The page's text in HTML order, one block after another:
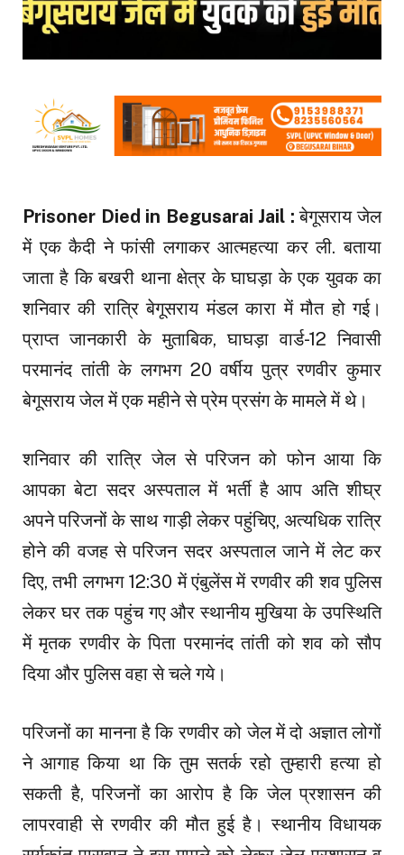
Prisoner Died in Begusarai Jail :बेगूसराय जेल
में एक कैदी ने फांसी लगाकर आत्महत्या कर ली. बताया
जाता है कि बखरी थाना क्षेत्र के घाघड़ा के एक युवक का
शनिवार की रात्रि बेगूसराय मंडल कारा में मौत हो गई।
प्राप्त जानकारी के मुताबिक, घाघड़ा वार्ड-12 निवासी
परमानंद तांती के लगभग 20 वर्षीय पुत्र रणवीर कुमार
बेगूसराय जेल में एक महीने से प्रेम प्रसंग के मामले में थे।
शनिवार की रात्रि जेल से परिजन को फोन आया कि
आपका बेटा सदर अस्पताल में भर्ती है आप अति शीघ्र
अपने परिजनों के साथ गाड़ी लेकर पहुंचिए, अत्यधिक रात्रि
होने की वजह से परिजन सदर अस्पताल जाने में लेट कर
दिए, तभी लगभग 12:30 में एंबुलेंस में रणवीर की शव पुलिस
लेकर घर तक पहुंच गए और स्थानीय मुखिया के उपस्थिति
में मृतक रणवीर के पिता परमानंद तांती को शव को सौप
दिया और पुलिस वहा से चले गये।
परिजनों का मानना है कि रणवीर को जेल में दो अज्ञात लोगों
ने आगाह किया था कि तुम सतर्क रहो तुम्हारी हत्या हो
सकती है, परिजनों का आरोप है कि जेल प्रशासन की
लापरवाही से रणवीर की मौत हुई है। स्थानीय विधायक